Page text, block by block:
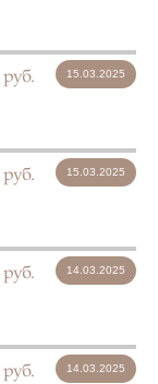
руб. 15.03.2025
руб. 15.03.2025
руб. 14.03.2025
руб. 14.03.2025